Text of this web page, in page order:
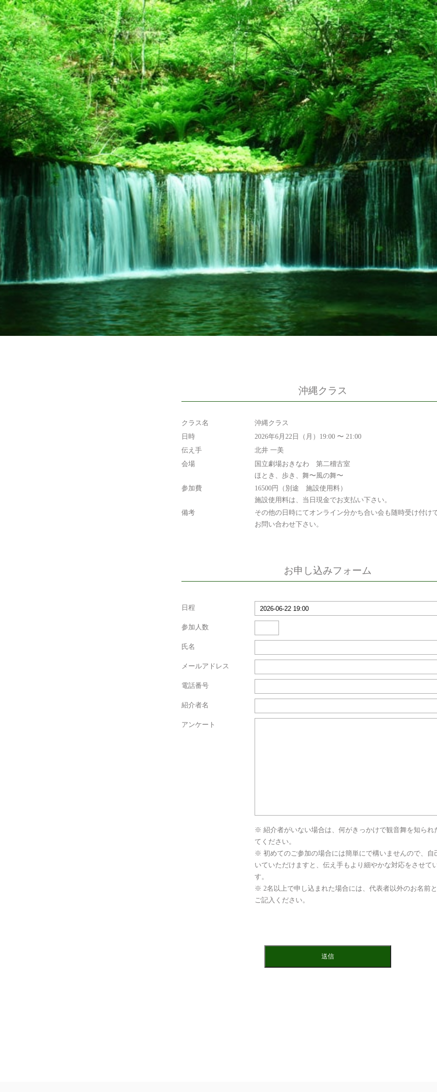
沖縄クラス
クラス名
沖縄クラス
日時
2026年6月22日（月）19:00 〜 21:00
伝え手
北井 一美
会場
国立劇場おきなわ 第二稽古室
ほとき、歩き、舞〜風の舞〜
参加費
16500円（別途 施設使用料）
施設使用料は、当日現金でお支払い下さい。
備考
その他の日時にてオンライン分かち合い会も随時受け付け
お問い合わせ下さい。
お申し込みフォーム
日程
参加人数
氏名
メールアドレス
電話番号
紹介者名
アンケート
※ 紹介者がいない場合は、何がきっかけで観音舞を知られ
てください。
※ 初めてのご参加の場合には簡単にで構いませんので、自
いていただけますと、伝え手もより細やかな対応をさせて
す。
※ 2名以上で申し込まれた場合には、代表者以外のお名前
ご記入ください。